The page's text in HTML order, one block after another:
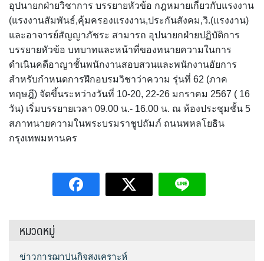
อุปนายกฝ่ายวิชาการ บรรยายหัวข้อ กฎหมายเกี่ยวกับแรงงาน
(แรงงานสัมพันธ์,คุ้มครองแรงงาน,ประกันสังคม,วิ.(แรงงาน)
และอาจารย์สัญญาภัชระ สามารถ อุปนายกฝ่ายปฏิบัติการ
บรรยายหัวข้อ บทบาทและหน้าที่ของทนายความในการ
ดำเนินคดีอาญาชั้นพนักงานสอบสวนและพนักงานอัยการ
สำหรับกำหนดการฝึกอบรมวิชาว่าความ รุ่นที่ 62 (ภาค
ทฤษฎี) จัดขึ้นระหว่างวันที่ 10-20, 22-26 มกราคม 2567 ( 16
วัน) เริ่มบรรยายเวลา 09.00 น.- 16.00 น. ณ ห้องประชุมชั้น 5
สภาทนายความในพระบรมราชูปถัมภ์ ถนนพหลโยธิน
กรุงเทพมหานคร
หมวดหมู่
ข่าวการฌาปนกิจสงเคราะห์